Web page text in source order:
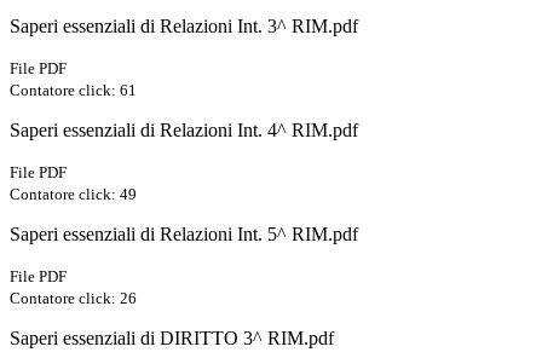
Saperi essenziali di Relazioni Int. 3^ RIM.pdf
File PDF
Contatore click: 61
Saperi essenziali di Relazioni Int. 4^ RIM.pdf
File PDF
Contatore click: 49
Saperi essenziali di Relazioni Int. 5^ RIM.pdf
File PDF
Contatore click: 26
Saperi essenziali di DIRITTO 3^ RIM.pdf